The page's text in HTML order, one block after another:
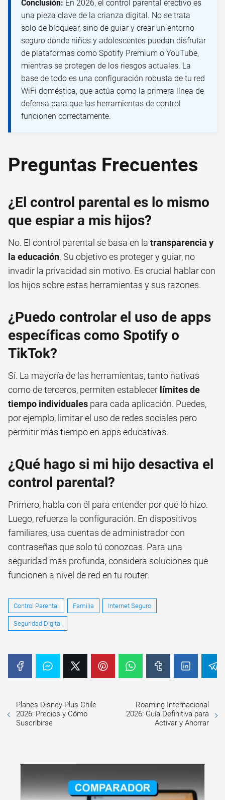
Conclusión: En 2026, el control parental efectivo es
una pieza clave de la crianza digital. No se trata
solo de bloquear, sino de guiar y crear un entorno
seguro donde niños y adolescentes puedan disfrutar
de plataformas como Spotify Premium o YouTube,
mientras se protegen de los riesgos actuales. La
base de todo es una configuración robusta de tu red
WiFi doméstica, que actúa como la primera línea de
defensa para que las herramientas de control
funcionen correctamente.
Preguntas Frecuentes
¿El control parental es lo mismo
que espiar a mis hijos?
No. El control parental se basa en la transparencia y
la educación. Su objetivo es proteger y guiar, no
invadir la privacidad sin motivo. Es crucial hablar con
los hijos sobre estas herramientas y sus razones.
¿Puedo controlar el uso de apps
específicas como Spotify o
TikTok?
Sí. La mayoría de las herramientas, tanto nativas
como de terceros, permiten establecer límites de
tiempo individuales para cada aplicación. Puedes,
por ejemplo, limitar el uso de redes sociales pero
permitir más tiempo en apps educativas.
¿Qué hago si mi hijo desactiva el
control parental?
Primero, habla con él para entender por qué lo hizo.
Luego, refuerza la configuración. En dispositivos
familiares, usa cuentas de administrador con
contraseñas que solo tú conozcas. Para una
seguridad más profunda, considera soluciones que
funcionen a nivel de red en tu router.
Control Parental Familia Internet Seguro
Seguridad Digital
Planes Disney Plus Chile
2026: Precios y Cómo
Suscribirse
Roaming Internacional
2026: Guía Definitiva para
Activar y Ahorrar